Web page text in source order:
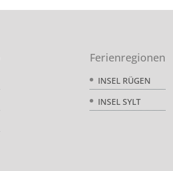
Ferienregionen
INSEL RÜGEN
INSEL SYLT